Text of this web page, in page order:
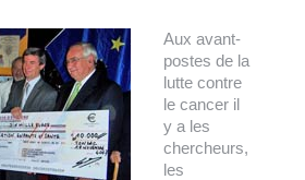
Aux avant-
postes de la
lutte contre
le cancer il
y a les
chercheurs,
les